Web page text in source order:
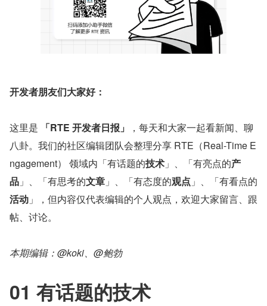
开发者朋友们大家好：
这里是 「RTE 开发者日报」
，每天和大家一起看新闻、聊
八卦。我们的社区编辑团队会整理分享 RTE（Real-Time E
ngagement） 领域内「有话题的技术 」、「有亮点的产
品 」、「有思考的文章 」、「有态度的观点 」、「有看点的
活动 」，但内容仅代表编辑的个人观点，欢迎大家留言、跟
帖、讨论。
本期编辑：@koki、@鲍勃
01 有话题的技术